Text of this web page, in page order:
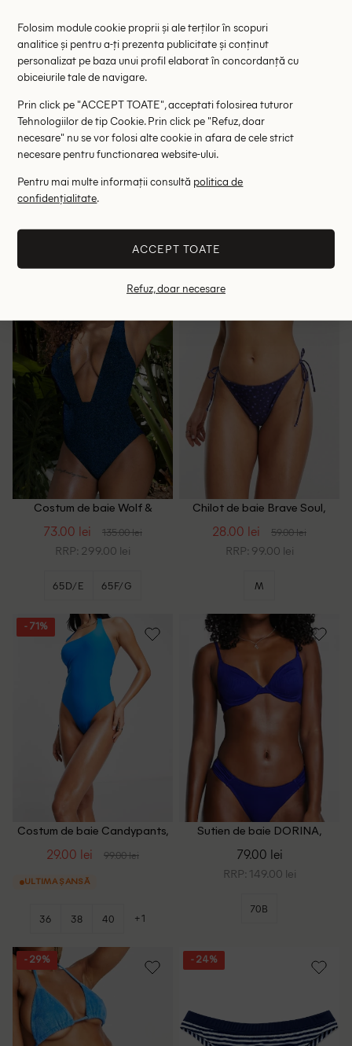
Chilot de baie French
Connection, albastru
25.47 lei
+1
Sutien de baie Rhythm,
albastru
Costum de baie Wolf &
73.00 lei 135.00 lei
RRP: 299.00 lei
65D/E 65F/G
Chilot de baie Brave Soul,
28.00 lei 59.00 lei
RRP: 99.00 lei
M
- 71%
Costum de baie Candypants,
29.00 lei 99.00 lei
ULTIMA ȘANSĂ
36 38 40 +1
Sutien de baie DORINA,
79.00 lei
RRP: 149.00 lei
70B
- 29% - 24%
Folosim module cookie proprii și ale terților în scopuri
analitice și pentru a-ți prezenta publicitate și conținut
personalizat pe baza unui profil elaborat în concordanță cu
obiceiurile tale de navigare.
Prin click pe "ACCEPT TOATE", acceptati folosirea tuturor
Tehnologiilor de tip Cookie. Prin click pe "Refuz, doar
necesare" nu se vor folosi alte cookie in afara de cele strict
necesare pentru functionarea website-ului.
Pentru mai multe informații consultă politica de
confidențialitate.
ACCEPT TOATE
Refuz, doar necesare